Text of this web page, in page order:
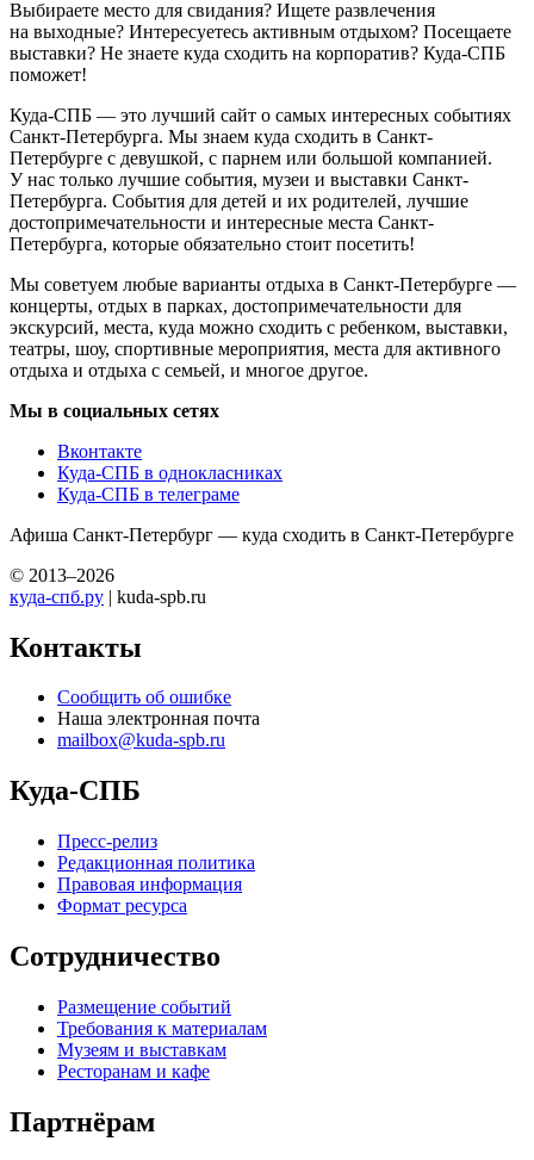
Выбираете место для свидания? Ищете развлечения
на выходные? Интересуетесь активным отдыхом? Посещаете
выставки? Не знаете куда сходить на корпоратив? Куда-СПБ
поможет!
Куда-СПБ — это лучший сайт о самых интересных событиях
Санкт-Петербурга. Мы знаем куда сходить в Санкт-
Петербурге с девушкой, с парнем или большой компанией.
У нас только лучшие события, музеи и выставки Санкт-
Петербурга. События для детей и их родителей, лучшие
достопримечательности и интересные места Санкт-
Петербурга, которые обязательно стоит посетить!
Мы советуем любые варианты отдыха в Санкт-Петербурге —
концерты, отдых в парках, достопримечательности для
экскурсий, места, куда можно сходить с ребенком, выставки,
театры, шоу, спортивные мероприятия, места для активного
отдыха и отдыха с семьей, и многое другое.
Мы в социальных сетях
Вконтакте
Куда-СПБ в однокласниках
Куда-СПБ в телеграме
Афиша Санкт-Петербург — куда сходить в Санкт-Петербурге
© 2013–2026
куда-спб.ру | kuda-spb.ru
Контакты
Сообщить об ошибке
Наша электронная почта
mailbox@kuda-spb.ru
Куда-СПБ
Пресс-релиз
Редакционная политика
Правовая информация
Формат ресурса
Сотрудничество
Размещение событий
Требования к материалам
Музеям и выставкам
Ресторанам и кафе
Партнёрам